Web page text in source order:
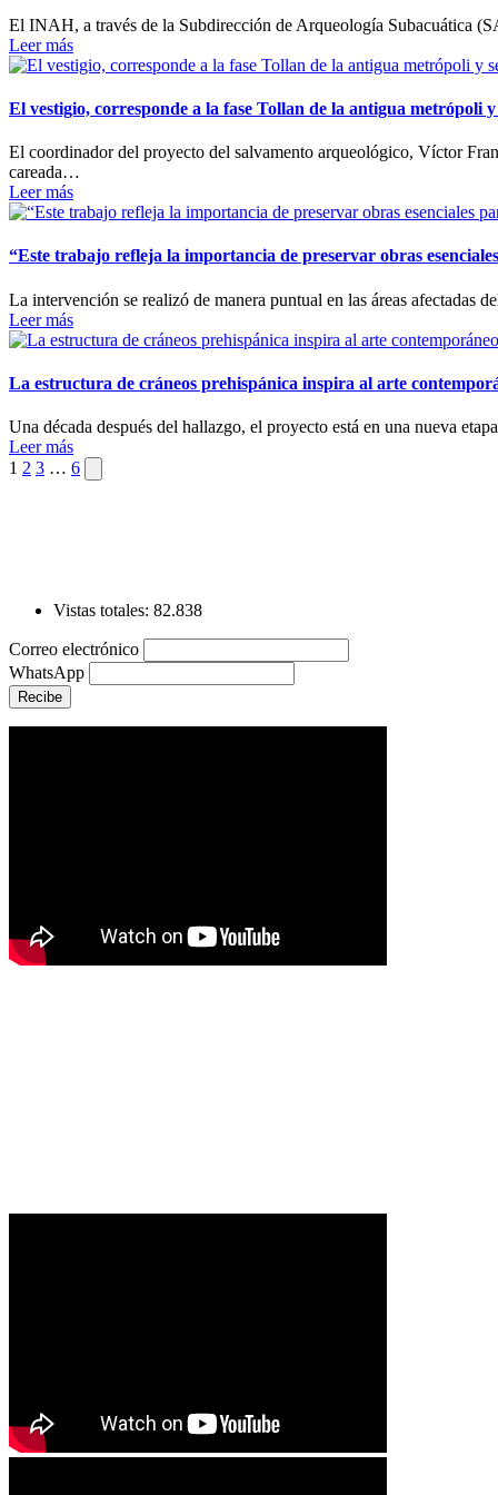
El INAH, a través de la Subdirección de Arqueología Subacuática
Leer más
El vestigio, corresponde a la fase Tollan de la antigua metrópoli
El coordinador del proyecto del salvamento arqueológico, Víctor
careada…
Leer más
“Este trabajo refleja la importancia de preservar obras
La intervención se realizó de manera puntual en las áreas
Leer más
La estructura de cráneos prehispánica inspira al arte
Una década después del hallazgo, el proyecto está en una nueva
Leer más
Paginación
1 2 3 … 6 Siguiente
página
Vistas totales: 82.838
Correo electrónico
WhatsApp